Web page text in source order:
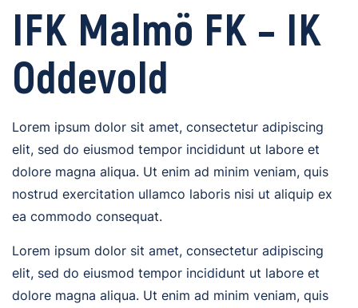
IFK Malmö FK – IK
Oddevold
Lorem ipsum dolor sit amet, consectetur adipiscing
elit, sed do eiusmod tempor incididunt ut labore et
dolore magna aliqua. Ut enim ad minim veniam, quis
nostrud exercitation ullamco laboris nisi ut aliquip ex
ea commodo consequat.
Lorem ipsum dolor sit amet, consectetur adipiscing
elit, sed do eiusmod tempor incididunt ut labore et
dolore magna aliqua. Ut enim ad minim veniam, quis